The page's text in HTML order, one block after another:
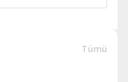
Tümü